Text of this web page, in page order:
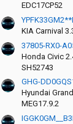
EDC17CP52
KIA Carnival
37805-RX0-
Honda Civic
SH52743
GHG-
Hyundai
MEG17.9.2